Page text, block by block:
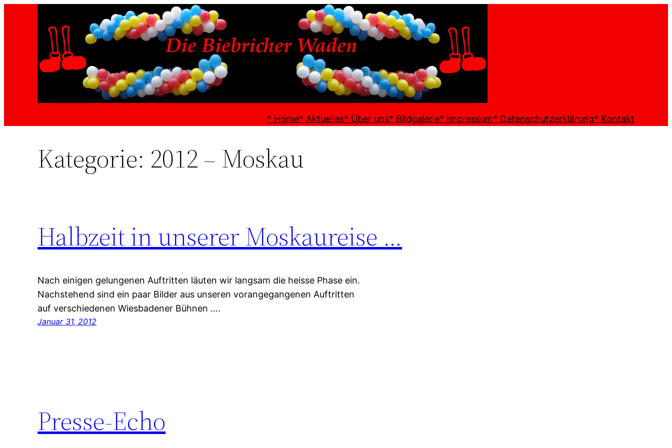
* Home* Aktuelles* Über uns* Bildgalerie* Impressum* Datenschutzerklärung* Kontakt
Kategorie: 2012 – Moskau
Halbzeit in unserer Moskaureise …
Nach einigen gelungenen Auftritten läuten wir langsam die heisse Phase ein.
Nachstehend sind ein paar Bilder aus unseren vorangegangenen Auftritten
auf verschiedenen Wiesbadener Bühnen ….
Januar 31, 2012
Presse-Echo